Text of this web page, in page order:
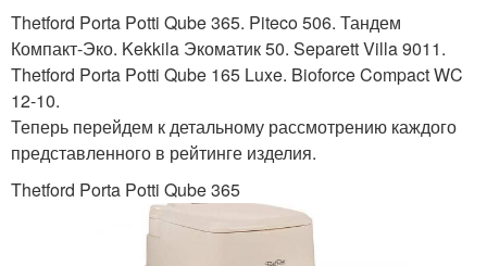
Thetford Porta Potti Qube 365. Piteco 506. Тандем
Компакт-Эко. Kekkila Экоматик 50. Separett Villa 9011.
Thetford Porta Potti Qube 165 Luxe. Bioforce Compact WC
12-10.
Теперь перейдем к детальному рассмотрению каждого
представленного в рейтинге изделия.
Thetford Porta Potti Qube 365